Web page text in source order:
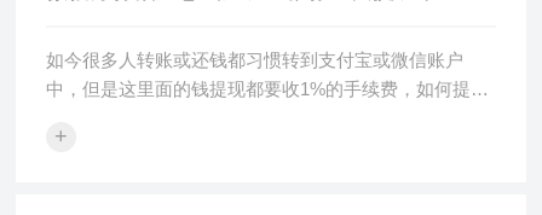
如今很多人转账或还钱都习惯转到支付宝或微信账户
中，但是这里面的钱提现都要收1%的手续费，如何提现
+